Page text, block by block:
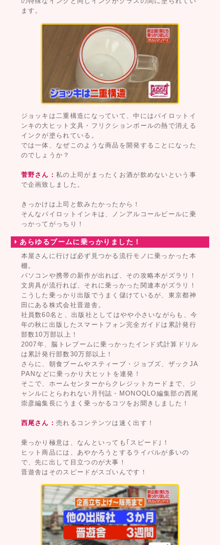
ます。
ジョッキは二重構造になっていて、中にはパイロットイ
ンキの大ヒット文具・フリクションボールの熱で消える
インクが塗られている。
では一体、なぜこのような商品を開発することになった
のでしょうか？
菅野さん：私の上司がまったくお酒が飲めないという事
で企画致しました。
きっかけは上司と飲みたかったから！
そんなパイロットインキは、ノンアルコールビールに乗
っかってがっちり！
あらゆるブームに乗っかりました！
本屋さんに行けば必ず見つかる流行モノに乗っかった本
棚。
パソコンや携帯の新作が出れば、その攻略本がズラリ！
文房具が流行れば、それに乗っかった関連本がズラリ！
こうした乗っかり出版でうまく儲けているが、東京都神
田にある株式会社晋遊舎。
社員数60名と、出版社としてはやや小さいながらも、今
年の秋に出版したスマートフォン完全ガイドは累計発行
部数10万部以上！
2007年、脳トレブームに乗っかったインド式計算ドリル
は累計発行部数30万部以上！
さらに、朝食ブームやスティーブ・ジョブズ、ザックJA
PANなどに乗っかり大ヒットを連発！
そこで、ホームセンターからクレジットカードまで、ジ
ャンルにとらわれない月刊誌・MONOQLO編集部の西尾
崇彦編集長にうまく乗っかるコツをお聞きしました！
西尾さん：売れるコンテンツは速く出す！
乗っかり極意は、なんといっても｢スピード｣！
ヒット商品には、あやかろうとするライバルが多いの
で、先に出して目立つのが大事！
晋遊舎はそのスピードがスゴいんです！